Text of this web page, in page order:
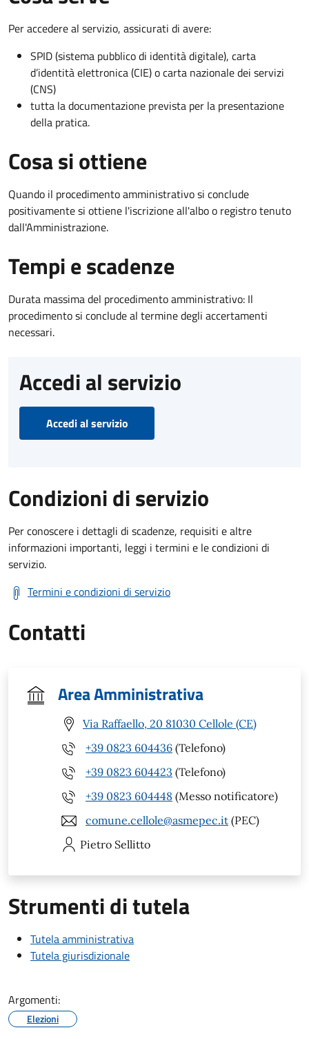
Per accedere al servizio, assicurati di avere:
SPID (sistema pubblico di identità digitale), carta
d’identità elettronica (CIE) o carta nazionale dei servizi
(CNS)
tutta la documentazione prevista per la presentazione
della pratica.
Cosa si ottiene
Quando il procedimento amministrativo si conclude
positivamente si ottiene l'iscrizione all'albo o registro tenuto
dall'Amministrazione.
Tempi e scadenze
Durata massima del procedimento amministrativo: Il
procedimento si conclude al termine degli accertamenti
necessari.
Accedi al servizio
Accedi al servizio
Condizioni di servizio
Per conoscere i dettagli di scadenze, requisiti e altre
informazioni importanti, leggi i termini e le condizioni di
servizio.
Termini e condizioni di servizio
Contatti
Area Amministrativa
Via Raffaello, 20 81030 Cellole (CE)
+39 0823 604436 (Telefono)
+39 0823 604423 (Telefono)
+39 0823 604448 (Messo notificatore)
comune.cellole@asmepec.it (PEC)
Pietro Sellitto
Strumenti di tutela
Tutela amministrativa
Tutela giurisdizionale
Argomenti:
Elezioni